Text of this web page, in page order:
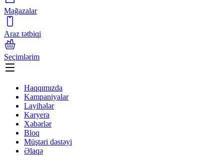
Mağazalar
Araz tətbiqi
Seçimlərim
Haqqımızda
Kampaniyalar
Layihələr
Karyera
Xəbərlər
Bloq
Müştəri dəstəyi
Əlaqə